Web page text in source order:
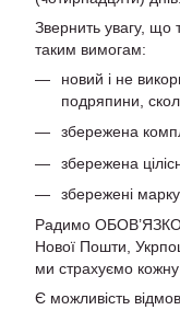
Звернить увагу, що
таким вимогам:
новий і не
подряпини,
збережена
збережена
збережені
Радимо
Нової Пошти,
ми страхуємо кожну
Є можливість